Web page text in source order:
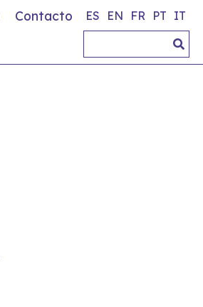
Contacto ES EN FR PT IT